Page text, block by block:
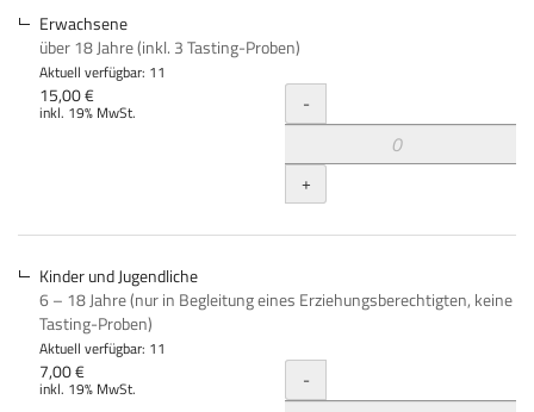
Erwachsene
über 18 Jahre (inkl. 3 Tasting-Proben)
Aktuell verfügbar: 11
15,00 €
inkl. 19% MwSt. Menge
-
+
Kinder und Jugendliche
6 – 18 Jahre (nur in Begleitung eines Erziehungsberechtigten, keine
Tasting-Proben)
Aktuell verfügbar: 11
7,00 €
inkl. 19% MwSt. Menge
-